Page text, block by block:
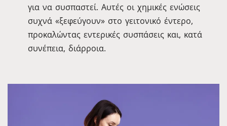
για να συσπαστεί. Αυτές οι χημικές ενώσεις
συχνά «ξεφεύγουν» στο γειτονικό έντερο,
προκαλώντας εντερικές συσπάσεις και, κατά
συνέπεια, διάρροια.